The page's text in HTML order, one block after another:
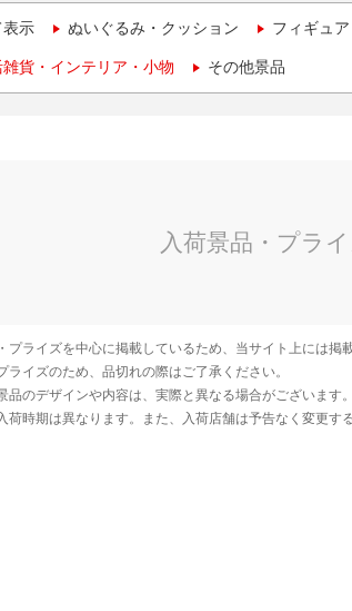
表示 ぬいぐるみ・クッション フィギュ
貨・インテリア・小物 その他景品